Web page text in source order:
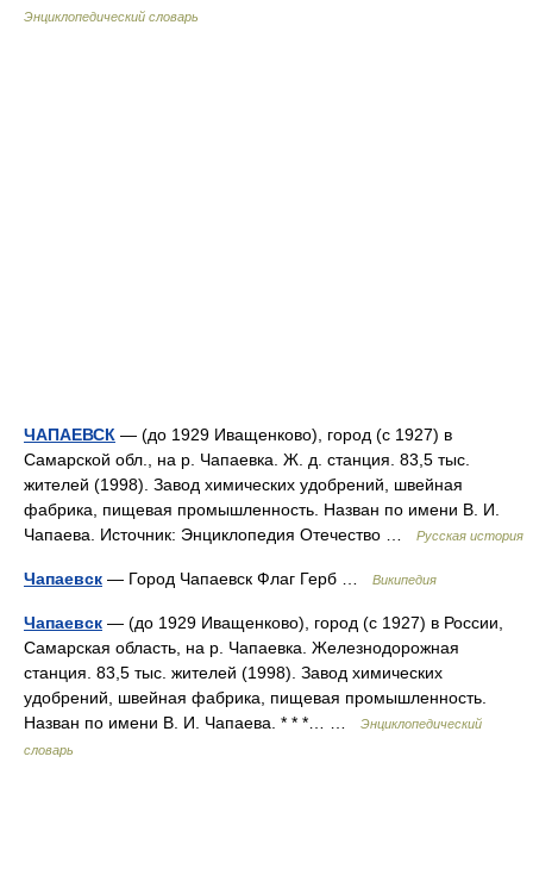
Энциклопедический словарь
ЧАПАЕВСК — (до 1929 Иващенково), город (с 1927) в
Самарской обл., на р. Чапаевка. Ж. д. станция. 83,5 тыс.
жителей (1998). Завод химических удобрений, швейная
фабрика, пищевая промышленность. Назван по имени В. И.
Чапаева. Источник: Энциклопедия Отечество …
Русская история
Чапаевск — Город Чапаевск Флаг Герб … Википедия
Чапаевск — (до 1929 Иващенково), город (с 1927) в России,
Самарская область, на р. Чапаевка. Железнодорожная
станция. 83,5 тыс. жителей (1998). Завод химических
удобрений, швейная фабрика, пищевая промышленность.
Назван по имени В. И. Чапаева. * * *… …
Энциклопедический
словарь